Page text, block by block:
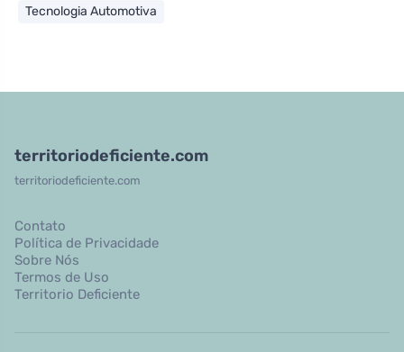
Tecnologia Automotiva
territoriodeficiente.com
territoriodeficiente.com
Contato
Política de Privacidade
Sobre Nós
Termos de Uso
Territorio Deficiente